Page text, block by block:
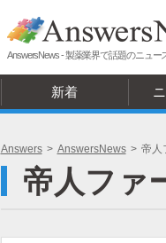
AnswersNews - 製薬業界で話題のニュー
新着
Answers > AnswersNews > 帝人
帝人ファ